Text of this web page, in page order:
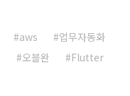
aws
업무자동화
오블완 Flutter